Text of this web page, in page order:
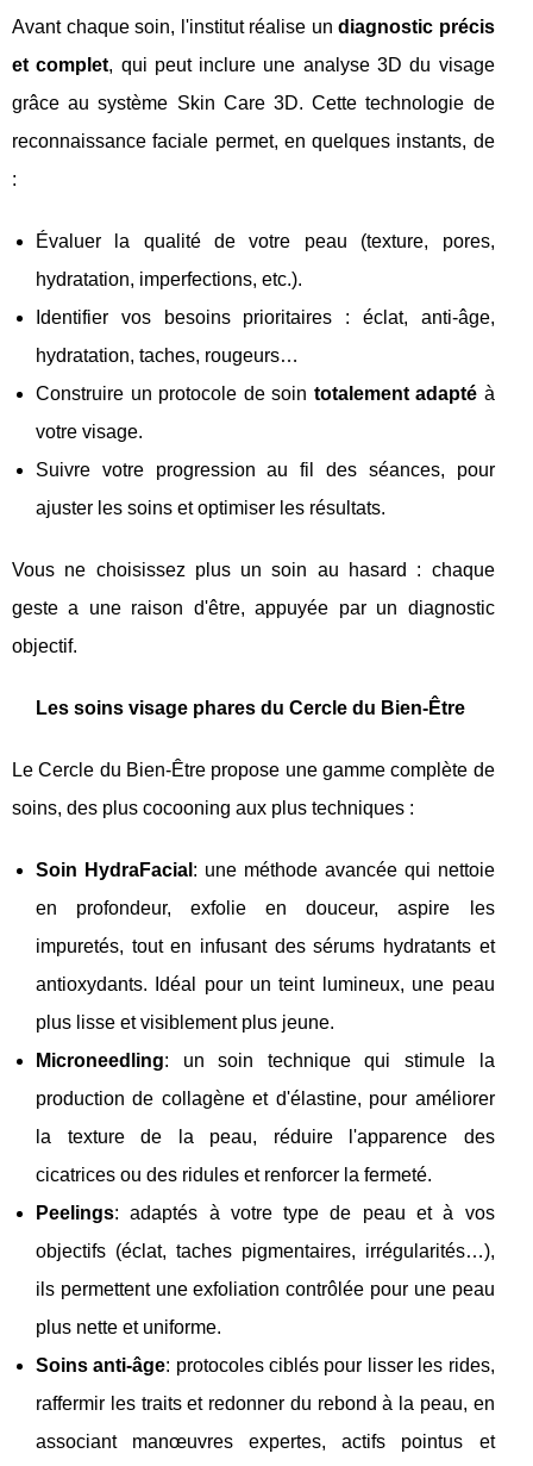
Avant chaque soin, l'institut réalise undiagnostic précis
et complet, qui peut inclure une analyse 3D du visage
grâce au système Skin Care 3D. Cette technologie de
reconnaissance faciale permet, en quelques instants, de
:
Évaluer la qualité de votre peau (texture, pores,
hydratation, imperfections, etc.).
Identifier vos besoins prioritaires : éclat, anti-âge,
hydratation, taches, rougeurs…
Construire un protocole de soin totalement adapté à
votre visage.
Suivre votre progression au fil des séances, pour
ajuster les soins et optimiser les résultats.
Vous ne choisissez plus un soin au hasard : chaque
geste a une raison d'être, appuyée par un diagnostic
objectif.
Les soins visage phares du Cercle du Bien-Être
Le Cercle du Bien-Être propose une gamme complète de
soins, des plus cocooning aux plus techniques :
Soin HydraFacial : une méthode avancée qui nettoie
en profondeur, exfolie en douceur, aspire les
impuretés, tout en infusant des sérums hydratants et
antioxydants. Idéal pour un teint lumineux, une peau
plus lisse et visiblement plus jeune.
Microneedling: un soin technique qui stimule la
production de collagène et d'élastine, pour améliorer
la texture de la peau, réduire l'apparence des
cicatrices ou des ridules et renforcer la fermeté.
Peelings: adaptés à votre type de peau et à vos
objectifs (éclat, taches pigmentaires, irrégularités…),
ils permettent une exfoliation contrôlée pour une peau
plus nette et uniforme.
Soins anti-âge: protocoles ciblés pour lisser les rides,
raffermir les traits et redonner du rebond à la peau, en
associant manœuvres expertes, actifs pointus et